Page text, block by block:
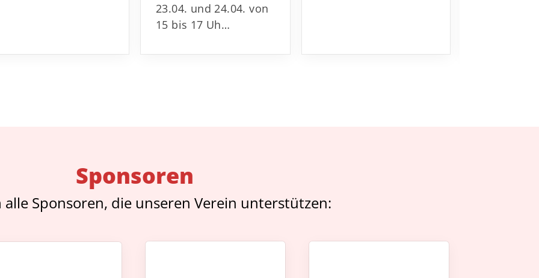
23.04. und 24.04. von
15 bis 17 Uh…
Sponsoren
alle Sponsoren, die unseren Verein unterstützen: